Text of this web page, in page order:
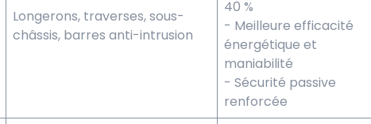
Longerons, traverses, sous-
châssis, barres anti-intrusion
40 %
- Meilleure efficacité
énergétique et
maniabilité
- Sécurité passive
renforcée